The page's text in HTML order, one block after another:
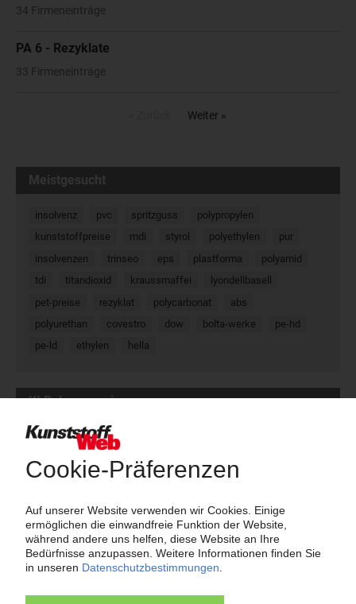
34 Firmeneinträge
PA 6 - Rezyklate
33 Firmeneinträge
Weiter »
Meistgesucht
insolvenz pvc spritzguss
polypropylen
kunststoffpreise
mdi styrol polyethylen
pur
insolvenzen
trinseo eps plastforma
polyamid
tdi
titandioxid kraussmaffei
lyondellbasell
pet-preise
rezyklat polycarbonat
abs
polyurethan
covestro dow bolta-werke
pe-hd
pe-ld
ethylen hella
KI Polymerpreise
100 Zeitreihen für den Polymermarkt
Charts und Datentabellen
Preis-Indizes
Marktreports und Marktdaten